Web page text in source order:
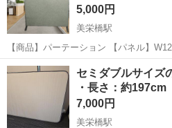
5,000円
美栄橋駅
【商品】パーテーション 【パネル】W125xD5xH151cm 【最大】
W125xD45xH151cm ※素人による採寸
赦願います。 中古品になります
沖縄 那覇市 美栄橋駅 オフ
セミダブルサイズ
・長さ：約
7,000円
美栄橋駅